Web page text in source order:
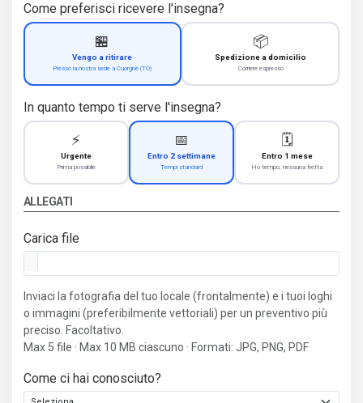
Come preferisci ricevere l'insegna?
🏪
Vengo a ritirare
Presso la nostra sede a Cuorgnè (TO)
📦
Spedizione a domicilio
Corriere espresso
In quanto tempo ti serve l'insegna?
⚡
Urgente
Prima possibile
📅
Entro 2 settimane
Tempi standard
🗓️
Entro 1 mese
Ho tempo, nessuna fretta
ALLEGATI
Carica file
Inviaci la fotografia del tuo locale (frontalmente) e i tuoi loghi
o immagini (preferibilmente vettoriali) per un preventivo più
preciso. Facoltativo.
Max 5 file · Max 10 MB ciascuno · Formati: JPG, PNG, PDF
Come ci hai conosciuto?